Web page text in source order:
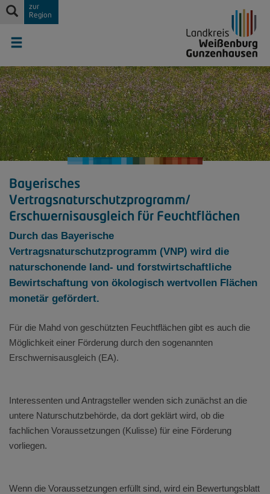
zur
Region
Bayerisches
Vertragsnaturschutzprogramm/
Erschwernisausgleich für Feuchtflächen
Durch das Bayerische
Vertragsnaturschutzprogramm (VNP) wird die
naturschonende land- und forstwirtschaftliche
Bewirtschaftung von ökologisch wertvollen Flächen
monetär gefördert.
Für die Mahd von geschützten Feuchtflächen gibt es auch die
Möglichkeit einer Förderung durch den sogenannten
Erschwernisausgleich (EA).
Interessenten und Antragsteller wenden sich zunächst an die
untere Naturschutzbehörde, da dort geklärt wird, ob die
fachlichen Voraussetzungen (Kulisse) für eine Förderung
vorliegen.
Wenn die Voraussetzungen erfüllt sind, wird ein Bewertungsblatt